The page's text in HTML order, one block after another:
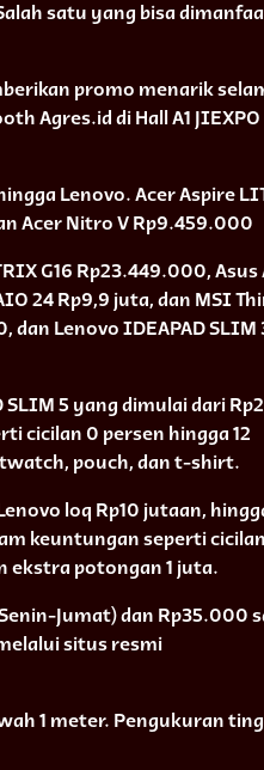
satu yang bisa
promo menarik
Agres.id di Hall A1 JIEXPO
Lenovo. Acer Aspire
Acer Nitro V Rp9.459.000
G16 Rp23.449.000, Asus
24 Rp9,9 juta, dan MSI
dan Lenovo IDEAPAD SLIM
5 yang dimulai dari
cicilan 0 persen hingga 12
pouch, dan t-shirt.
loq Rp10 jutaan,
keuntungan seperti
ekstra potongan 1 juta.
Jumat) dan Rp35.000
situs resmi
1 meter. Pengukuran